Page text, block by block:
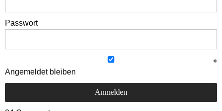
Passwort
Angemeldet bleiben